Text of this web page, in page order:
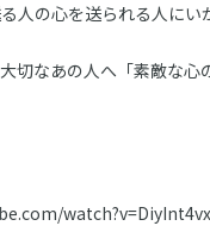
人の心を送られる人にい
切なあの人へ「素敵な心